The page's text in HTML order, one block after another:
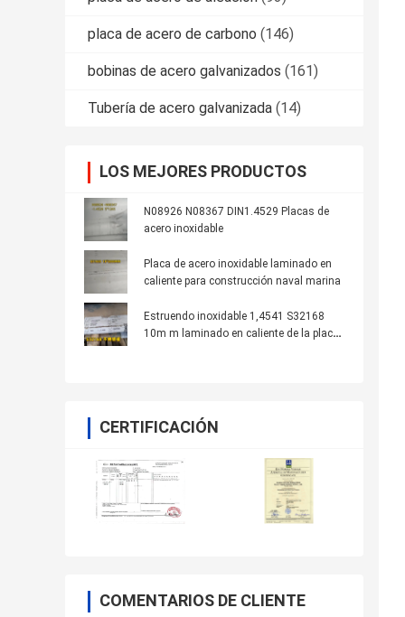
placa de acero de carbono (146)
bobinas de acero galvanizados (161)
Tubería de acero galvanizada (14)
LOS MEJORES PRODUCTOS
N08926 N08367 DIN1.4529 Placas de
acero inoxidable
Placa de acero inoxidable laminado en
caliente para construcción naval marina
Estruendo inoxidable 1,4541 S32168
10m m laminado en caliente de la placa
CERTIFICACIÓN
COMENTARIOS DE CLIENTE